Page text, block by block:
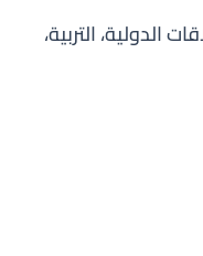
الدولية، التربية،